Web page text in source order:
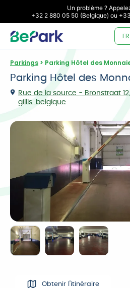
Un problème ?
+32 2 880 05 50 (Belgique) ou
FR
Parkings > Parking Hôtel des
Parking Hôtel des
Rue de la source - Bronstraat
gillis, belgique
Obtenir l'itinéraire